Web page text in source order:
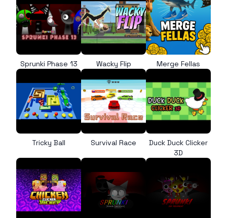
Sprunki Phase 13 Wacky Flip Merge Fellas
Tricky Ball Survival Race
Duck Duck Clicker
3D